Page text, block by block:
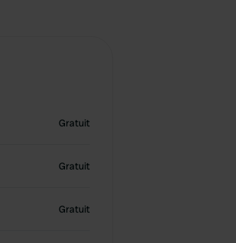
Gratuit
Gratuit
Gratuit